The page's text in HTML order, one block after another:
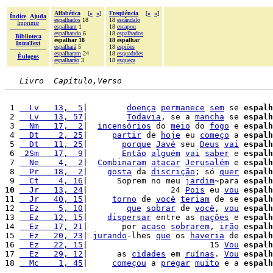
Índice
Ajuda
Imprimir
Biblioteca
IntraText
Èulogos
Alfabética [« »]
espalhados 18
espalham 1
espalhando 6
espalhar 18
espalhará 5
espalharam 24
espalharão 3
Freqüência [« »]
18 escândalo
18 escapou
18 espalhados
18 espalhar
18 espiões
18 esquadrões
18 esqueça
Livro  Capítulo,Verso
1
  Lv   13,  5
doença permanece sem se
2
  Lv   13, 57
Todavia , se a mancha se
3
  Nm   17,  2
incensórios do meio do fogo e
4
  Dt    2, 25
partir de hoje eu começo a
5
  Dt   11, 25
porque Javé seu Deus vai
6
2Sm   17,  9 Então alguém vai saber e
7
  Ne    4,  2
Combinaram atacar Jerusalém e
8
  Pr   18,  2
gosta da discrição ; só quer
9
  Ct    4, 16
|      Soprem no meu jardim~para
10
  Jr   13, 24
|                 24 Pois eu vou
11
  Jr   40, 15
torno de você teriam de se
12
  Ez    5, 10
que sobrar de você , vou
13
  Ez   12, 15
dispersar entre as nações e
14
  Ez   17, 21
|       por acaso sobrarem , irão
15
  Ez   20, 23
jurando -lhes que os haveria de
16
  Ez   22, 15
|                         15 Vou
17
  Ez   29, 12
|      as cidades em ruínas . Vou
18
  Mc    1, 45
começou a pregar muito e a